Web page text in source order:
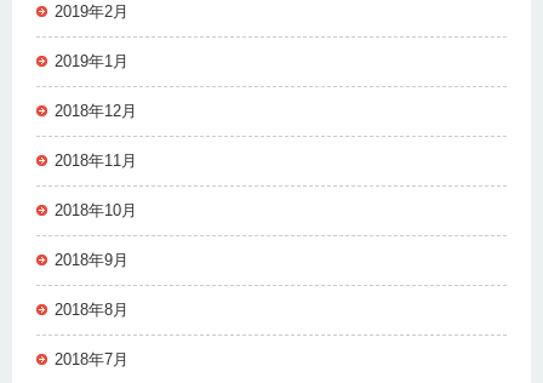
2019年2月
2019年1月
2018年12月
2018年11月
2018年10月
2018年9月
2018年8月
2018年7月